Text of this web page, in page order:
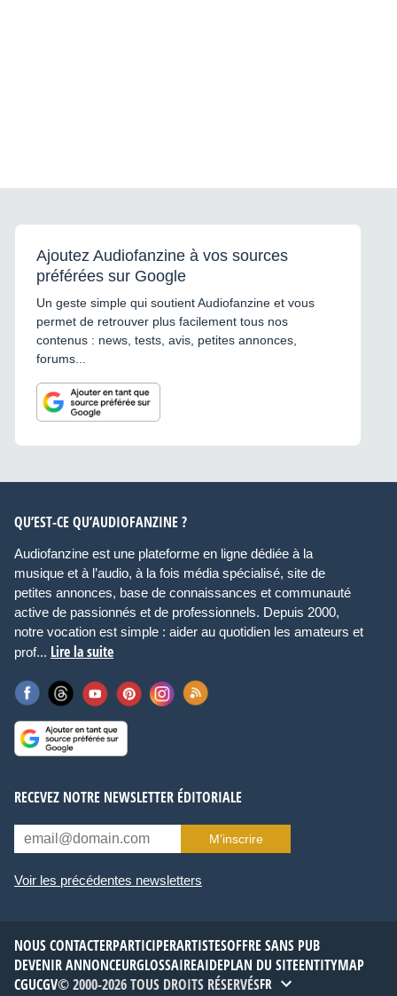
Ajoutez Audiofanzine à vos sources
préférées sur Google
Un geste simple qui soutient Audiofanzine et vous
permet de retrouver plus facilement tous nos
contenus : news, tests, avis, petites annonces,
forums...
QU’EST-CE QU’AUDIOFANZINE ?
Audiofanzine est une plateforme en ligne dédiée à la
musique et à l’audio, à la fois média spécialisé, site de
petites annonces, base de connaissances et communauté
active de passionnés et de professionnels. Depuis 2000,
notre vocation est simple : aider au quotidien les amateurs et
prof... Lire la suite
RECEVEZ NOTRE NEWSLETTER ÉDITORIALE
M’inscrire
Voir les précédentes newsletters
NOUS CONTACTERPARTICIPERARTISTESOFFRE SANS PUB
DEVENIR ANNONCEURGLOSSAIREAIDEPLAN DU SITEENTITYMAP
CGUCGV© 2000-2026 TOUS DROITS RÉSERVÉSFR